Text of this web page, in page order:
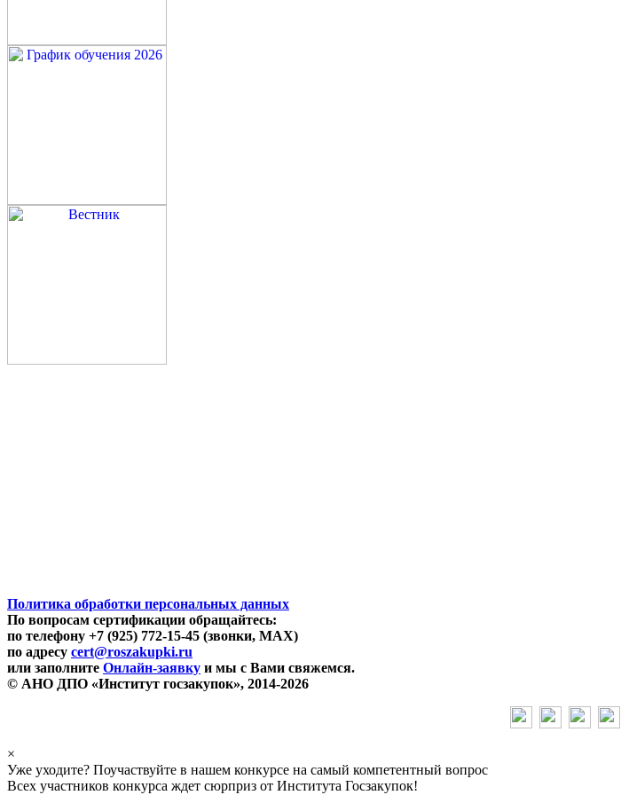
Политика обработки персональных данных
По вопросам сертификации обращайтесь:
по телефону +7 (925) 772-15-45 (звонки, MAX)
по адресу cert@roszakupki.ru
или заполните Онлайн-заявку и мы с Вами свяжемся.
© АНО ДПО «Институт госзакупок», 2014-2026
×
Уже уходите? Поучаствуйте в нашем конкурсе на самый компетентный вопрос
Всех участников конкурса ждет сюрприз от Института Госзакупок!